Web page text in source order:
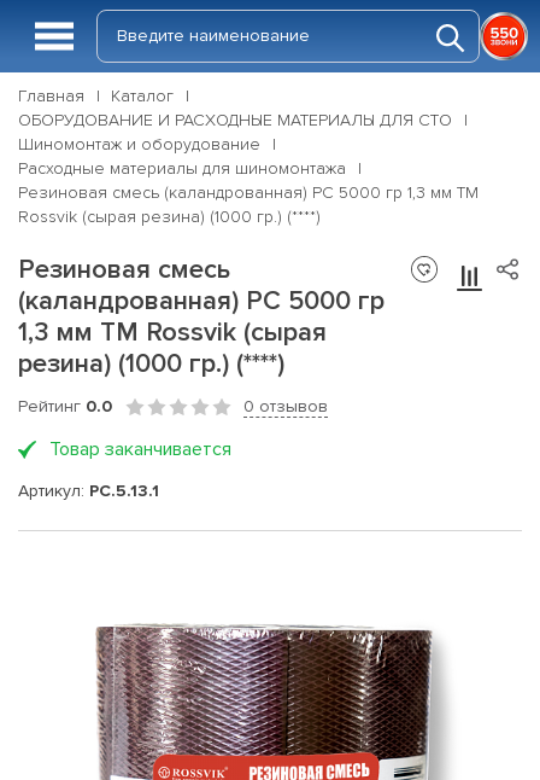
Главная
Каталог
ОБОРУДОВАНИЕ И РАСХОДНЫЕ МАТЕРИАЛЫ ДЛЯ СТО
Шиномонтаж и оборудование
Расходные материалы для шиномонтажа
Резиновая смесь (каландрованная) РС 5000 гр 1,3 мм ТМ
Rossvik (сырая резина) (1000 гр.) (****)
Резиновая смесь
(каландрованная) РС 5000 гр
1,3 мм ТМ Rossvik (сырая
резина) (1000 гр.) (****)
Рейтинг 0.0 0 отзывов
Товар заканчивается
Артикул: PC.5.13.1